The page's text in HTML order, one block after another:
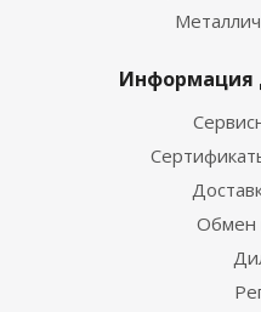
Информация
Обмен